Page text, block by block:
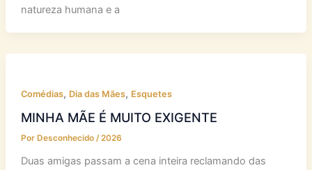
natureza humana e a
Comédias, Dia das Mães, Esquetes
MINHA MÃE É MUITO EXIGENTE
Por Desconhecido /2026
Duas amigas passam a cena inteira reclamando das